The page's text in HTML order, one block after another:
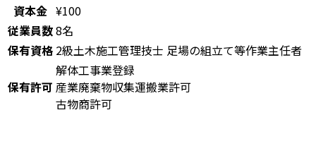
資本金 ¥100
従業員数8名
保有資格 2級土木施工管理技士 足場の組立て等作業主任者
保有許可
解体工事業登録
産業廃棄物収集運搬業許可
古物商許可